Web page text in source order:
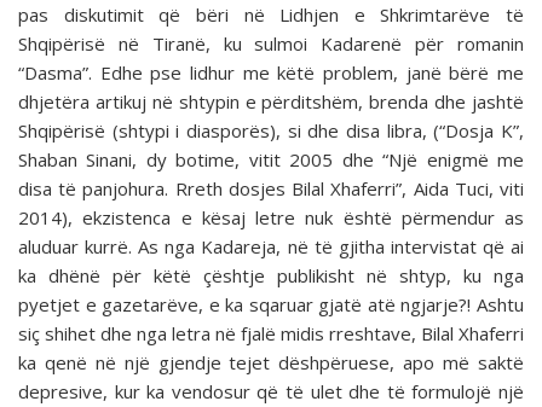
pas diskutimit që bëri në Lidhjen e Shkrimtarëve të
Shqipërisë në Tiranë, ku sulmoi Kadarenë për romanin
“Dasma”. Edhe pse lidhur me këtë problem, janë bërë me
dhjetëra artikuj në shtypin e përditshëm, brenda dhe jashtë
Shqipërisë (shtypi i diasporës), si dhe disa libra, (“Dosja K”,
Shaban Sinani, dy botime, vitit 2005 dhe “Një enigmë me
disa të panjohura. Rreth dosjes Bilal Xhaferri”, Aida Tuci, viti
2014), ekzistenca e kësaj letre nuk është përmendur as
aluduar kurrë. As nga Kadareja, në të gjitha intervistat që ai
ka dhënë për këtë çështje publikisht në shtyp, ku nga
pyetjet e gazetarëve, e ka sqaruar gjatë atë ngjarje?! Ashtu
siç shihet dhe nga letra në fjalë midis rreshtave, Bilal Xhaferri
ka qenë në një gjendje tejet dëshpëruese, apo më saktë
depresive, kur ka vendosur që të ulet dhe të formulojë një